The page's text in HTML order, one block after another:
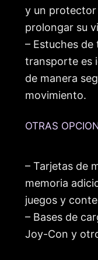
y un protector
prolongar su
– Estuches
transporte es
de manera
movimiento.
OTRAS
– Tarjetas de
memoria
juegos y
– Bases de
Joy-Con y